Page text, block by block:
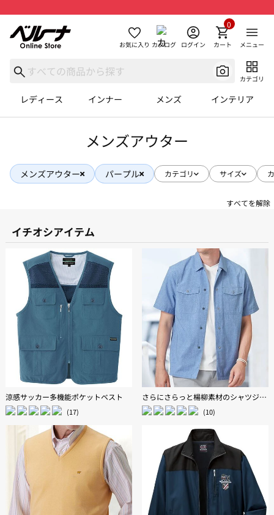
お気に入り カタログ ログイン カート
0
メニュー
カテゴリ
レディース インナー メンズ インテリア
メンズアウター
メンズアウター パープル カテゴリ サイズ
すべてを解除
イチオシアイテム
涼感サッカー多機能ポケットベスト
(17)
さらにさらっと楊柳素材のシャツジャケット
(10)